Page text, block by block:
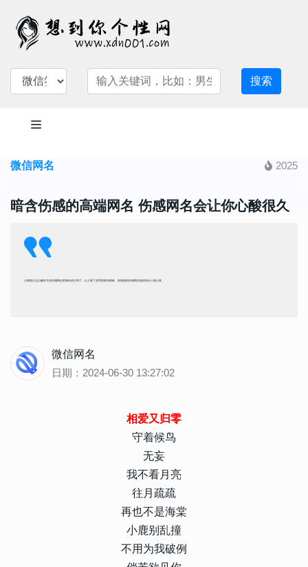
搜索
微信网名 2025
暗含伤感的高端网名 伤感网名会让你心酸很久
心痛很久也心酸好久的伤感网名更新给你们用了，让人看了想哭的郁闷昵称，高端感的伤感网名真的很令人痛心呀。
微信网名
日期：2024-06-30 13:27:02
相爱又归零
守着候鸟
无妄
我不看月亮
往月疏疏
再也不是海棠
小鹿别乱撞
不用为我破例